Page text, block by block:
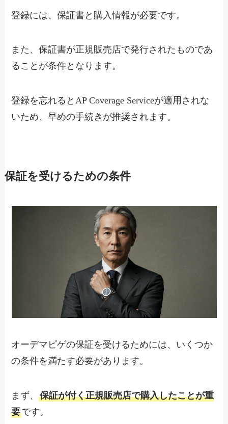
登録には、保証書と購入情報が必要です。
また、保証書が正規販売店で発行されたものであ
ることが条件となります。
登録を忘れるとAP Coverage Serviceが適用されな
いため、早めの手続きが推奨されます。
保証を受けるための条件
オーデマピゲの保証を受けるためには、いくつか
の条件を満たす必要があります。
まず、保証が付く正規販売店で購入したことが重
要です。